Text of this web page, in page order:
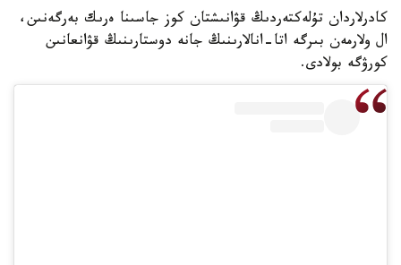
كادرلاردان تۇلەكتەردىڭ قۋانىشتان كوز جاسىنا ەرىك بەرگەنىن،
ال ولارمەن بىرگە اتا-انالارىنىڭ جانە دوستارىنىڭ قۋانعانىن
كورۋگە بولادى.